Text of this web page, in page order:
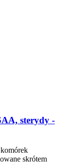
sterydy -
skrótem